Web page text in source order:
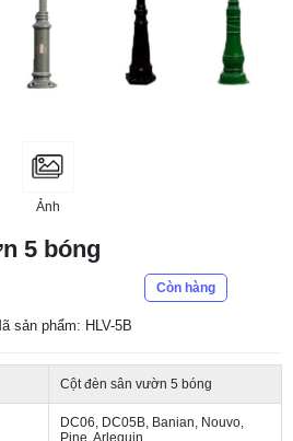
Ảnh
5 bóng
Còn hàng
sản phẩm: HLV-5B
Cột đèn sân vườn 5 bóng
DC06, DC05B, Banian, Nouvo,
Pine, Arlequin